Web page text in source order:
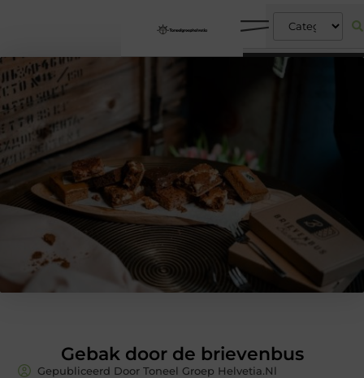
Gebak door de brievenbus
Gepubliceerd Door Toneel Groep Helvetia.nl